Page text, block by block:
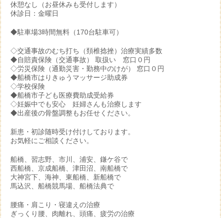
休憩なし（お昼休みも受付します）
休診日：金曜日
◆駐車場3時間無料（170台駐車可）
◇交通事故のむち打ち（頚椎捻挫）治療実績多数
◆自賠責保険（交通事故） 取扱い 窓口０円
◇労災保険（通勤災害・勤務中のけが） 窓口０円
◆船橋市はりきゅうマッサージ助成券
◇学校保険
◆船橋市子ども医療費助成受給券
◇妊娠中でも安心 妊婦さんも治療します
◆出産後の骨盤調整もお任せください。
新患・初診随時受け付けしております。
お気軽にご相談ください。
船橋、習志野、市川、浦安、鎌ケ谷で
西船橋、京成船橋、津田沼、南船橋で
大神宮下、海神、東船橋、新船橋で
馬込沢、船橋競馬場、船橋法典で
腰痛・肩こり・寝違えの治療
ぎっくり腰、肉離れ、頭痛、疲労の治療